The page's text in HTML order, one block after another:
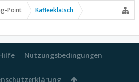
Point Kaffeeklatsch
Nutzungsbedingungen